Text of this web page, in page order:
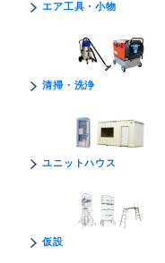
エア工具・小物
清掃・洗浄
ユニットハウス
仮設